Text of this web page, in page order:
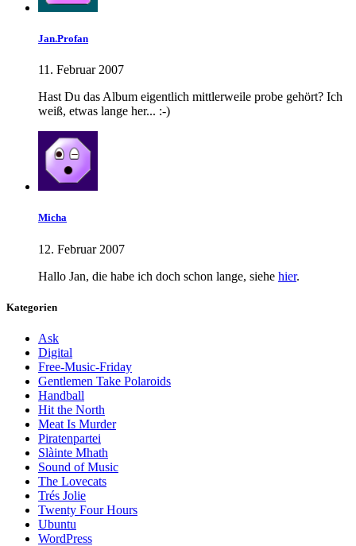
Jan.Profan
11. Februar 2007
Hast Du das Album eigentlich mittlerweile probe gehört? Ich
weiß, etwas lange her... :-)
Micha
12. Februar 2007
Hallo Jan, die habe ich doch schon lange, siehe hier.
Kategorien
Ask
Digital
Free-Music-Friday
Gentlemen Take Polaroids
Handball
Hit the North
Meat Is Murder
Piratenpartei
Slàinte Mhath
Sound of Music
The Lovecats
Trés Jolie
Twenty Four Hours
Ubuntu
WordPress